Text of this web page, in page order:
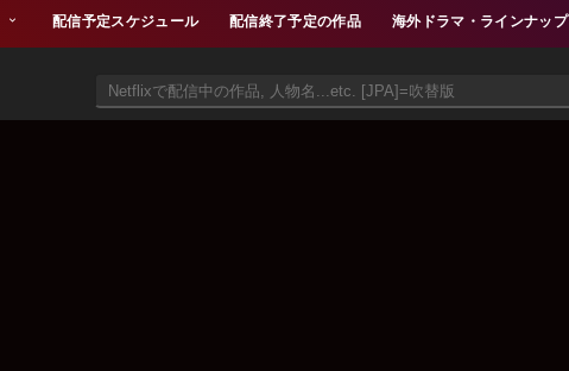
配信予定スケジュール 配信終了予定の作品 海外ドラマ・ラインナップ